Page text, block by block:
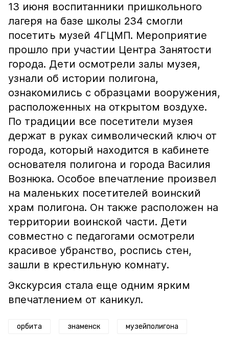
13 июня воспитанники пришкольного
лагеря на базе школы 234 смогли
посетить музей 4ГЦМП. Мероприятие
прошло при участии Центра Занятости
города. Дети осмотрели залы музея,
узнали об истории полигона,
ознакомились с образцами вооружения,
расположенных на открытом воздухе.
По традиции все посетители музея
держат в руках символический ключ от
города, который находится в кабинете
основателя полигона и города Василия
Вознюка. Особое впечатление произвел
на маленьких посетителей воинский
храм полигона. Он также расположен на
территории воинской части. Дети
совместно с педагогами осмотрели
красивое убранство, роспись стен,
зашли в крестильную комнату.
Экскурсия стала еще одним ярким
впечатлением от каникул.
орбита знаменск музейполигона